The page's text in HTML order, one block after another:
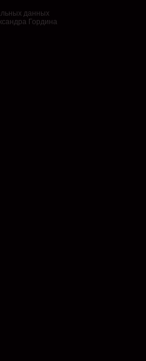
данных
Гордина